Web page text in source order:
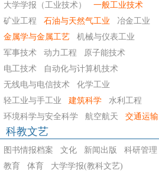
大学学报（工业技术）
一般工业技术
矿业工程
石油与天然气工业
冶金工业
金属学与金属工艺
机械与仪表工业
军事技术
动力工程
原子能技术
电工技术
自动化与计算机技术
无线电与电信技术
化学工业
轻工业与手工业
建筑科学
水利工程
环境科学与安全科学
航空航天 交通运输
科教文艺
图书情报档案 文化 新闻出版
科研管理
教育
体育
大学学报(教科文艺)